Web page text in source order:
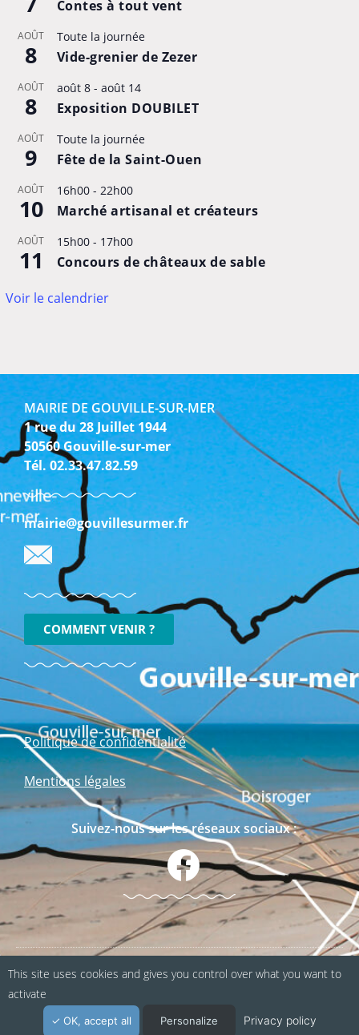
Contes à tout vent
AOÛT
8
Toute la journée
Vide-grenier de Zezer
AOÛT
8
août 8- août 14
Exposition DOUBILET
AOÛT
9
Toute la journée
Fête de la Saint-Ouen
AOÛT
10
16h00- 22h00
Marché artisanal et créateurs
AOÛT
11
15h00- 17h00
Concours de châteaux de sable
Voir le calendrier
MAIRIE DE GOUVILLE-SUR-MER
1 rue du 28 Juillet 1944
50560 Gouville-sur-mer
Tél. 02.33.47.82.59
mairie@gouvillesurmer.fr
COMMENT VENIR ?
Politique de confidentialité
Mentions légales
Suivez-nous sur les réseaux sociaux :
Webapp fabriquée en Normandie / Agence
Kacao
This site uses cookies and gives you control over what you want to
activate
OK, accept all Personalize Privacy policy